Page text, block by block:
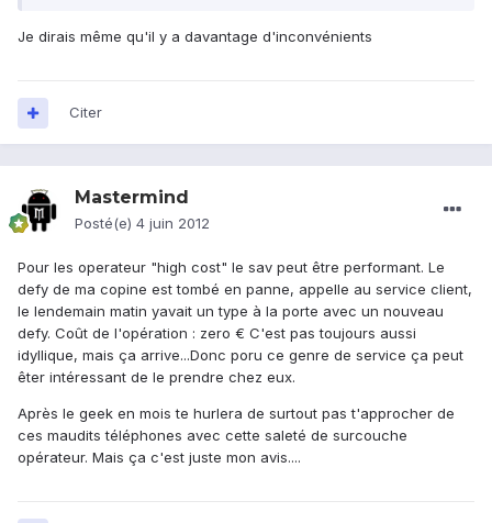
Je dirais même qu'il y a davantage d'inconvénients
Citer
Mastermind
Posté(e) 4 juin 2012
Pour les operateur "high cost" le sav peut être performant. Le
defy de ma copine est tombé en panne, appelle au service client,
le lendemain matin yavait un type à la porte avec un nouveau
defy. Coût de l'opération : zero € C'est pas toujours aussi
idyllique, mais ça arrive...Donc poru ce genre de service ça peut
êter intéressant de le prendre chez eux.
Après le geek en mois te hurlera de surtout pas t'approcher de
ces maudits téléphones avec cette saleté de surcouche
opérateur. Mais ça c'est juste mon avis....